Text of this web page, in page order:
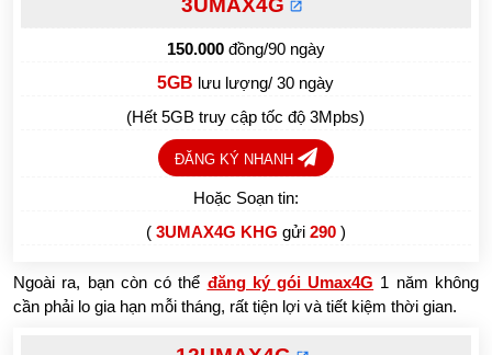
3UMAX4G
150.000đồng/90 ngày
5GB lưu lượng/ 30 ngày
(Hết 5GB truy cập tốc độ 3Mpbs)
ĐĂNG KÝ NHANH
Hoặc Soạn tin:
( 3UMAX4G KHG gửi 290 )
Ngoài ra, bạn còn có thể đăng ký gói Umax4G 1 năm không
cần phải lo gia hạn mỗi tháng, rất tiện lợi và tiết kiệm thời gian.